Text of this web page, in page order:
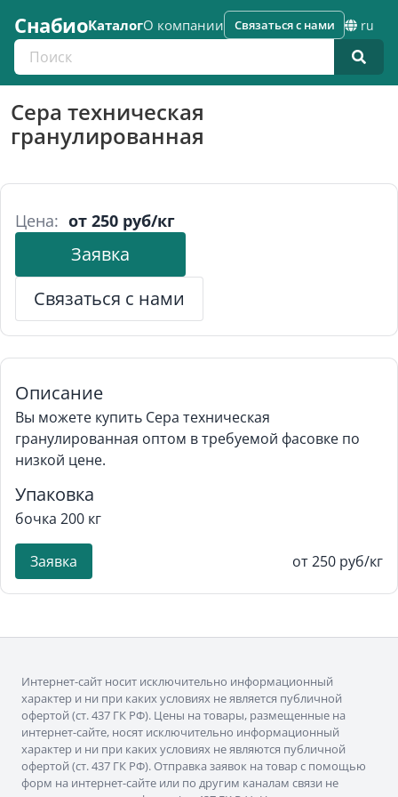
СнабиоКаталогО компании
Поиск по каталогу
Связаться с нами ru
Сера техническая
гранулированная
Цена: от 250 руб/кг
Заявка
Связаться с нами
Описание
Вы можете купить Сера техническая
гранулированная оптом в требуемой фасовке по
низкой цене.
Упаковка
бочка 200 кг
Заявка от 250 руб/кг
Интернет-сайт носит исключительно информационный
характер и ни при каких условиях не является публичной
офертой (ст. 437 ГК РФ). Цены на товары, размещенные на
интернет-сайте, носят исключительно информационный
характер и ни при каких условиях не являются публичной
офертой (ст. 437 ГК РФ). Отправка заявок на товар с помощью
форм на интернет-сайте или по другим каналам связи не